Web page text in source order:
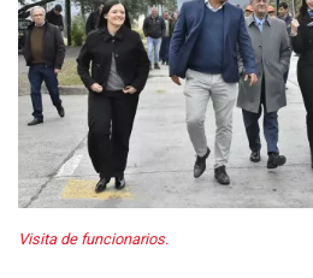
Visita de funcionarios.